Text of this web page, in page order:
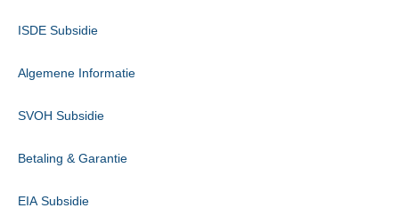
ISDE Subsidie
Algemene Informatie
SVOH Subsidie
Betaling & Garantie
EIA Subsidie